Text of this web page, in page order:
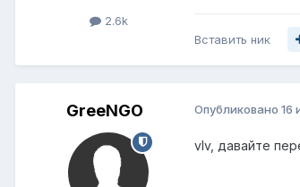
2.6k
Вставить ник
GreeNGO Опубликовано 16
vIv, давайте